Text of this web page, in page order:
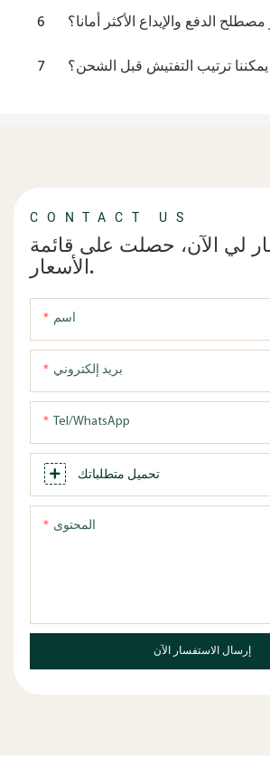
6
الدفع والإيداع الأكثر أمانا؟
7
ترتيب التفتيش قبل الشحن؟
CONTACT US
لي الآن، حصلت على قائمة
الأسعار.
اسم
بريد إلكتروني
Tel/WhatsApp
تحميل متطلباتك
المحتوى
إرسال الاستفسار الآن